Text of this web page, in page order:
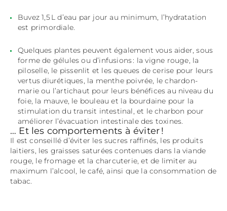
Buvez 1,5 L d’eau par jour au minimum, l’hydratation
est primordiale.
Quelques plantes peuvent également vous aider, sous
forme de gélules ou d’infusions : la vigne rouge, la
piloselle, le pissenlit et les queues de cerise pour leurs
vertus diurétiques, la menthe poivrée, le chardon-
marie ou l’artichaut pour leurs bénéfices au niveau du
foie, la mauve, le bouleau et la bourdaine pour la
stimulation du transit intestinal, et le charbon pour
améliorer l’évacuation intestinale des toxines.
… Et les comportements à éviter !
Il est conseillé d’éviter les sucres raffinés, les produits
laitiers, les graisses saturées contenues dans la viande
rouge, le fromage et la charcuterie, et de limiter au
maximum l’alcool, le café, ainsi que la consommation de
tabac.